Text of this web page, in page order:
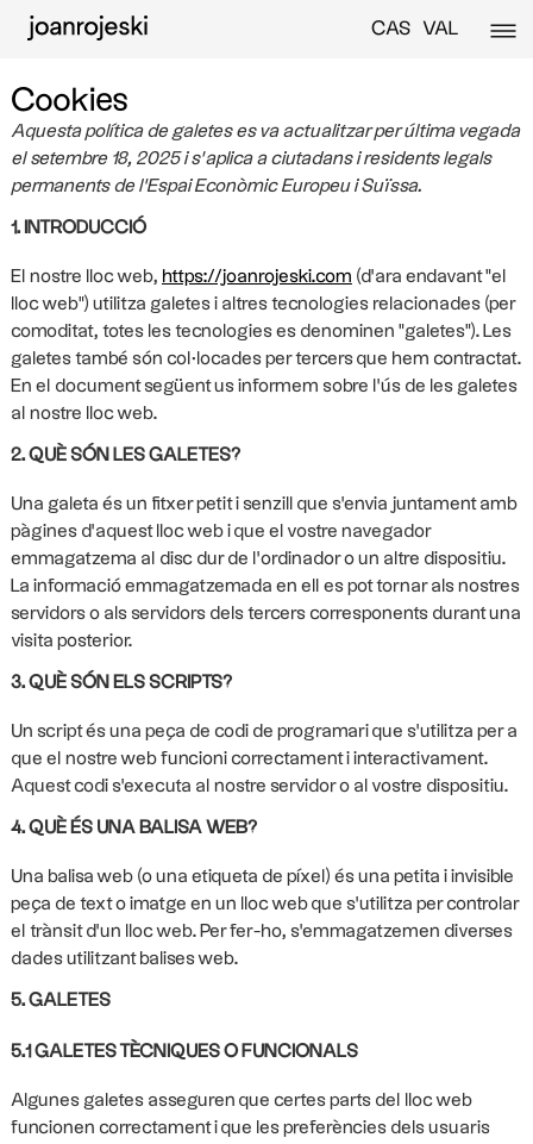
CAS VAL
Cookies
Aquesta política de galetes es va actualitzar per última vegada
el setembre 18, 2025 i s’aplica a ciutadans i residents legals
permanents de l'Espai Econòmic Europeu i Suïssa.
1. INTRODUCCIÓ
El nostre lloc web, https://joanrojeski.com (d'ara endavant "el
lloc web") utilitza galetes i altres tecnologies relacionades (per
comoditat, totes les tecnologies es denominen "galetes"). Les
galetes també són col·locades per tercers que hem contractat.
En el document següent us informem sobre l'ús de les galetes
al nostre lloc web.
2. QUÈ SÓN LES GALETES?
Una galeta és un fitxer petit i senzill que s'envia juntament amb
pàgines d'aquest lloc web i que el vostre navegador
emmagatzema al disc dur de l'ordinador o un altre dispositiu.
La informació emmagatzemada en ell es pot tornar als nostres
servidors o als servidors dels tercers corresponents durant una
visita posterior.
3. QUÈ SÓN ELS SCRIPTS?
Un script és una peça de codi de programari que s'utilitza per a
que el nostre web funcioni correctament i interactivament.
Aquest codi s'executa al nostre servidor o al vostre dispositiu.
4. QUÈ ÉS UNA BALISA WEB?
Una balisa web (o una etiqueta de píxel) és una petita i invisible
peça de text o imatge en un lloc web que s'utilitza per controlar
el trànsit d'un lloc web. Per fer-ho, s'emmagatzemen diverses
dades utilitzant balises web.
5. GALETES
5.1 GALETES TÈCNIQUES O FUNCIONALS
Algunes galetes asseguren que certes parts del lloc web
funcionen correctament i que les preferències dels usuaris